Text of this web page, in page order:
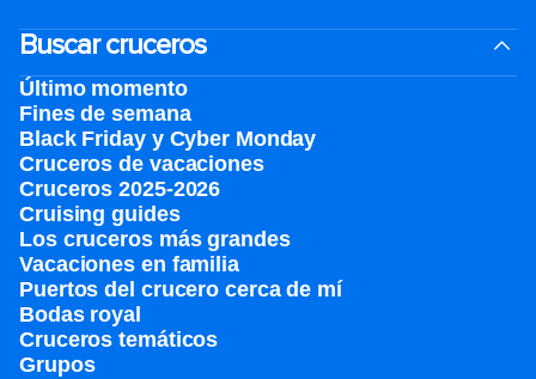
Buscar cruceros
Último momento
Fines de semana
Black Friday y Cyber Monday
Cruceros de vacaciones
Cruceros 2025-2026
Cruising guides
Los cruceros más grandes
Vacaciones en familia
Puertos del crucero cerca de mí
Bodas royal
Cruceros temáticos
Grupos